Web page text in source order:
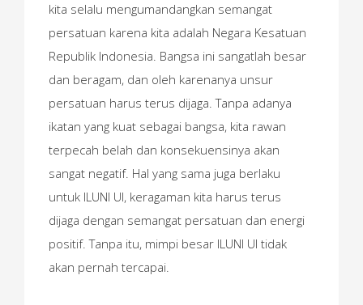
kita selalu mengumandangkan semangat
persatuan karena kita adalah Negara Kesatuan
Republik Indonesia. Bangsa ini sangatlah besar
dan beragam, dan oleh karenanya unsur
persatuan harus terus dijaga. Tanpa adanya
ikatan yang kuat sebagai bangsa, kita rawan
terpecah belah dan konsekuensinya akan
sangat negatif. Hal yang sama juga berlaku
untuk ILUNI UI, keragaman kita harus terus
dijaga dengan semangat persatuan dan energi
positif. Tanpa itu, mimpi besar ILUNI UI tidak
akan pernah tercapai.